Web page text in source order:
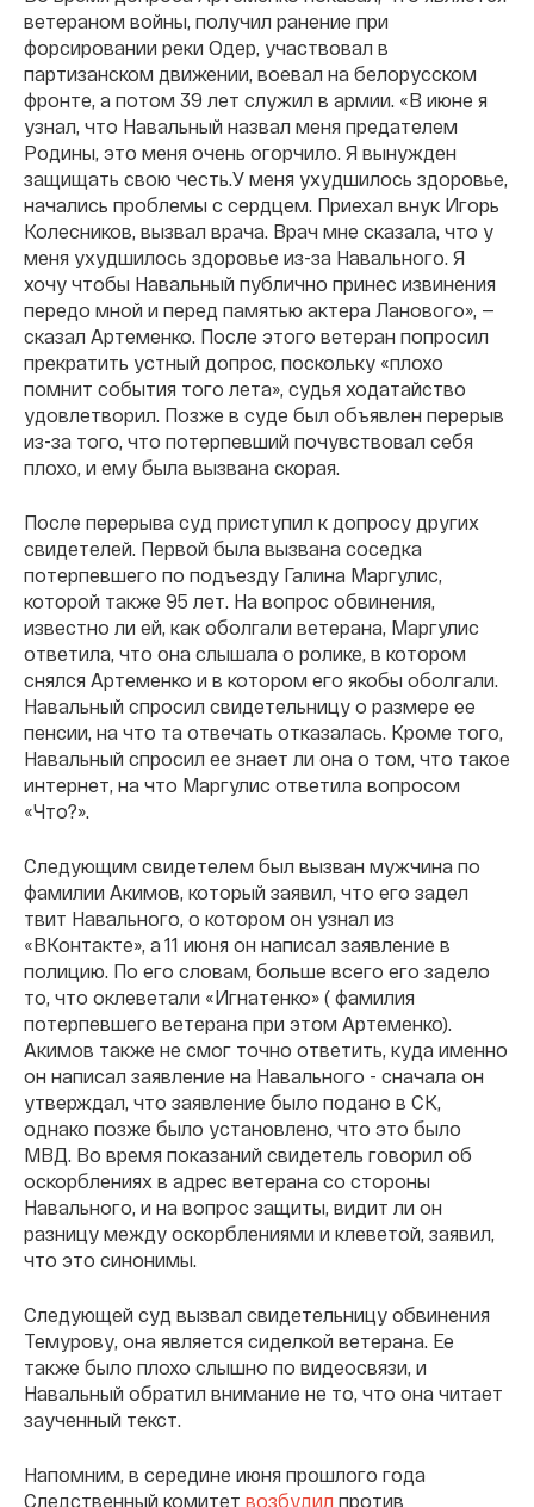
ветераном войны, получил ранение при
форсировании реки Одер, участвовал в
партизанском движении, воевал на белорусском
фронте, а потом 39 лет служил в армии. «В июне я
узнал, что Навальный назвал меня предателем
Родины, это меня очень огорчило. Я вынужден
защищать свою честь.У меня ухудшилось здоровье,
начались проблемы с сердцем. Приехал внук Игорь
Колесников, вызвал врача. Врач мне сказала, что у
меня ухудшилось здоровье из-за Навального. Я
хочу чтобы Навальный публично принес извинения
передо мной и перед памятью актера Ланового», —
сказал Артеменко. После этого ветеран попросил
прекратить устный допрос, поскольку «плохо
помнит события того лета», судья ходатайство
удовлетворил. Позже в суде был объявлен перерыв
из-за того, что потерпевший почувствовал себя
плохо, и ему была вызвана скорая.
После перерыва суд приступил к допросу других
свидетелей. Первой была вызвана соседка
потерпевшего по подъезду Галина Маргулис,
которой также 95 лет. На вопрос обвинения,
известно ли ей, как оболгали ветерана, Маргулис
ответила, что она слышала о ролике, в котором
снялся Артеменко и в котором его якобы оболгали.
Навальный спросил свидетельницу о размере ее
пенсии, на что та отвечать отказалась. Кроме того,
Навальный спросил ее знает ли она о том, что такое
интернет, на что Маргулис ответила вопросом
«Что?».
Следующим свидетелем был вызван мужчина по
фамилии Акимов, который заявил, что его задел
твит Навального, о котором он узнал из
«ВКонтакте», а 11 июня он написал заявление в
полицию. По его словам, больше всего его задело
то, что оклеветали «Игнатенко» ( фамилия
потерпевшего ветерана при этом Артеменко).
Акимов также не смог точно ответить, куда именно
он написал заявление на Навального - сначала он
утверждал, что заявление было подано в СК,
однако позже было установлено, что это было
МВД. Во время показаний свидетель говорил об
оскорблениях в адрес ветерана со стороны
Навального, и на вопрос защиты, видит ли он
разницу между оскорблениями и клеветой, заявил,
что это синонимы.
Следующей суд вызвал свидетельницу обвинения
Темурову, она является сиделкой ветерана. Ее
также было плохо слышно по видеосвязи, и
Навальный обратил внимание не то, что она читает
заученный текст.
Напомним, в середине июня прошлого года
Следственный комитет возбудил против